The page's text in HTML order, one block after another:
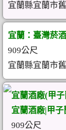
宜蘭縣宜蘭市
宜蘭：臺灣菸
909公尺
宜蘭縣宜蘭市
宜蘭酒廠(甲
宜蘭酒廠|甲
909公尺